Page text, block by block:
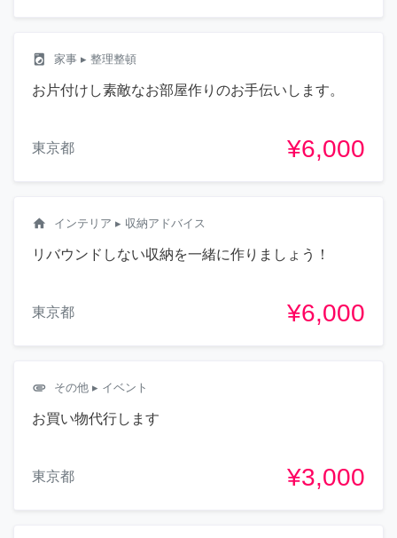
local_laundry_service 家事 ▸ 整理整頓
お片付けし素敵なお部屋作りのお手伝いします。
東京都 ¥6,000
home インテリア ▸ 収納アドバイス
リバウンドしない収納を一緒に作りましょう！
東京都 ¥6,000
attachment その他 ▸ イベント
お買い物代行します
東京都 ¥3,000